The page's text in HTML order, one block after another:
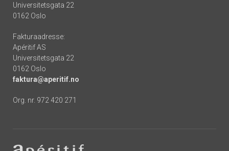
Universitetsgata 22
0162 Oslo
Fakturaadresse:
Apéritif AS
Universitetsgata 22
0162 Oslo
faktura@aperitif.no
Org. nr. 972 420 271